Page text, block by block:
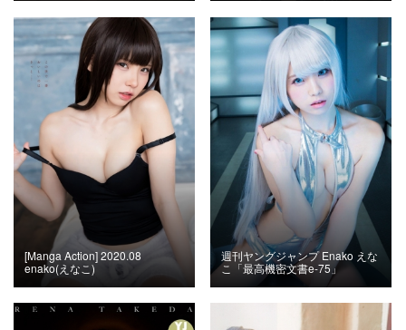
[Manga Action] 2020.08
enako(えなこ)
週刊ヤングジャンプ Enako えな
こ「最高機密文書e-75」